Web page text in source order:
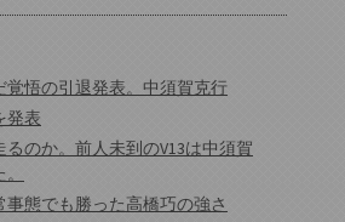
悟の引退発表。中須賀克行
発表
のか。前人未到のV13は中須賀
態でも勝った高橋巧の強さ